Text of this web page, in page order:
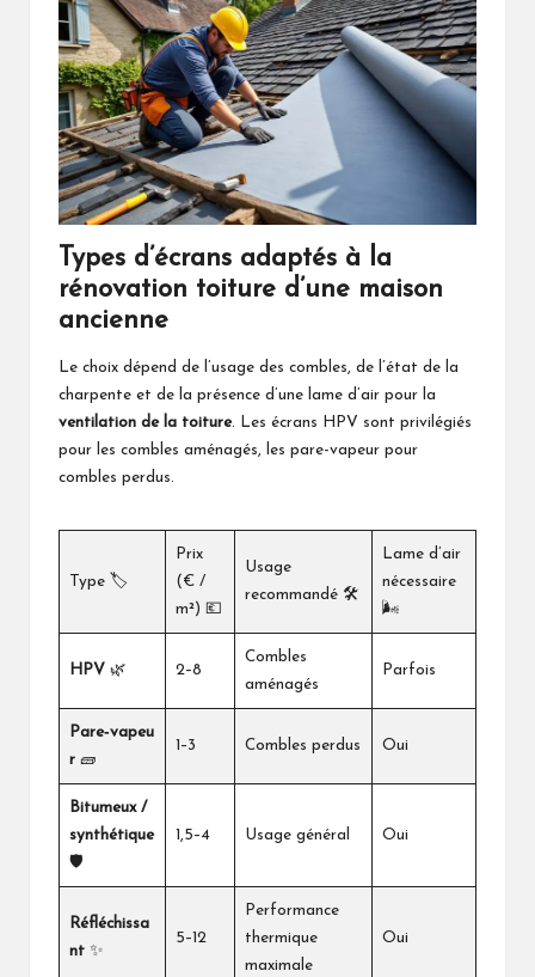
Types d’écrans adaptés à la
rénovation toiture d’une maison
ancienne
Le choix dépend de l’usage des combles, de l’état de la
charpente et de la présence d’une lame d’air pour la
ventilation de la toiture. Les écrans HPV sont privilégiés
pour les combles aménagés, les pare-vapeur pour
combles perdus.
Type 🏷️
Prix
(€ /
m²) 💶
Usage
recommandé 🛠️
Lame d’air
nécessaire
🌬️
HPV 🌿 2–8
Combles
aménagés
Parfois
Pare‑vapeu
r 🧱
1–3 Combles perdus Oui
Bitumeux /
synthétique
🛡️
1,5–4 Usage général Oui
Réfléchissa
nt ✨
5–12
Performance
thermique
maximale
Oui